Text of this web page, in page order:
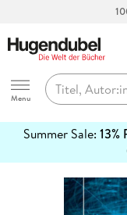
Hugendubel
Menu
Summer Sale: 13%
erfahren